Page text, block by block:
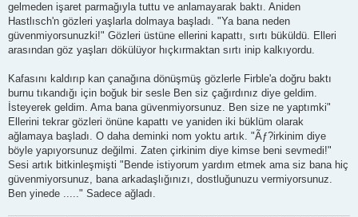
gelmeden işaret parmağıyla tuttu ve anlamayarak baktı. Aniden
Hastlısch'n gözleri yaşlarla dolmaya başladı. "Ya bana neden
güvenmiyorsunuzki!" Gözleri üstüne ellerini kapattı, sırtı büküldü. Elleri
arasından göz yaşları dökülüyor hıçkırmaktan sırtı inip kalkıyordu.
Kafasını kaldırıp kan çanağına dönüşmüş gözlerle Firble'a doğru baktı
burnu tıkandığı için boğuk bir sesle Ben siz çağırdınız diye geldim.
İsteyerek geldim. Ama bana güvenmiyorsunuz. Ben size ne yaptımki"
Ellerini tekrar gözleri önüne kapattı ve yaniden iki büklüm olarak
ağlamaya başladı. O daha deminki nom yoktu artık. "Ãƒ?irkinim diye
böyle yapıyorsunuz değilmi. Zaten çirkinim diye kimse beni sevmedi!"
Sesi artık bitkinleşmişti "Bende istiyorum yardım etmek ama siz bana hiç
güvenmiyorsunuz, bana arkadaşlığınızı, dostluğunuzu vermiyorsunuz.
Ben yinede ....." Sadece ağladı.